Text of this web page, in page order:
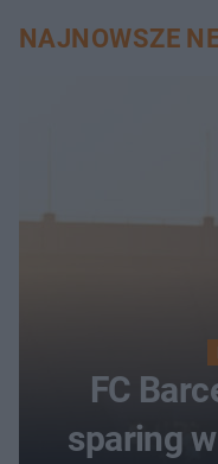
NAJNOWSZE
FC
sparing